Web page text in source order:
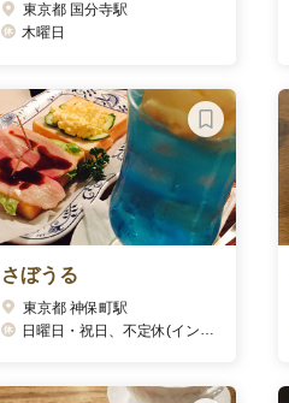
東京都 国分寺駅
木曜日
さぼうる
東京都 神保町駅
日曜日・祝日、不定休(インスタグラムにて告知)